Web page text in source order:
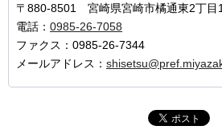
〒880-8501 宮崎県宮崎市橘通東2丁目
電話： 0985-26-7058
ファクス：0985-26-7344
メールアドレス：